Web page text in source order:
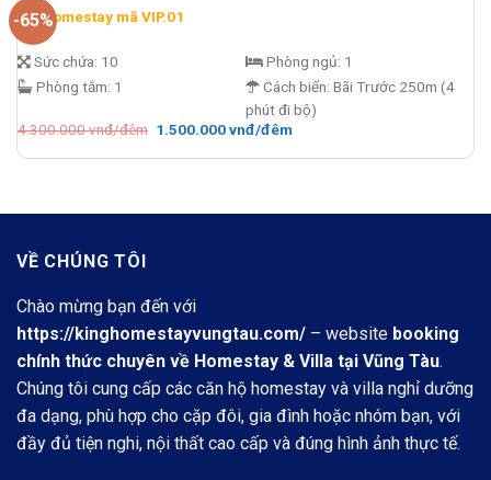
-65%
DC Homestay mã VIP.01
Sức chứa: 10
Phòng tắm: 1
Phòng ngủ: 1
Cách biển: Bãi Trước 250m (4
phút đi bộ)
4.300.000vnđ/đêm Giá
là:
1.500.000vnđ/đêmGiá
tại
VỀ CHÚNG TÔI
Chào mừng bạn đến với
https://kinghomestayvungtau.com/ – website booking
chính thức chuyên về Homestay & Villa tại Vũng Tàu.
Chúng tôi cung cấp các căn hộ homestay và villa nghỉ dưỡng
đa dạng, phù hợp cho cặp đôi, gia đình hoặc nhóm bạn, với
đầy đủ tiện nghi, nội thất cao cấp và đúng hình ảnh thực tế.